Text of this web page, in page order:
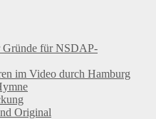
Gründe für NSDAP-
im Video durch Hamburg
Original